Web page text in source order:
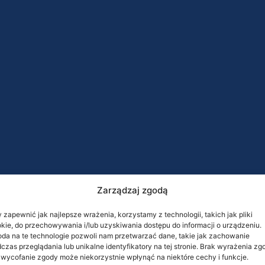
Zarządzaj zgodą
zapewnić jak najlepsze wrażenia, korzystamy z technologii, takich jak pliki
do przechowywania i/lub uzyskiwania dostępu do informacji o urządzeniu.
na te technologie pozwoli nam przetwarzać dane, takie jak zachowanie
przeglądania lub unikalne identyfikatory na tej stronie. Brak wyrażenia
wycofanie zgody może niekorzystnie wpłynąć na niektóre cechy i funkcje.